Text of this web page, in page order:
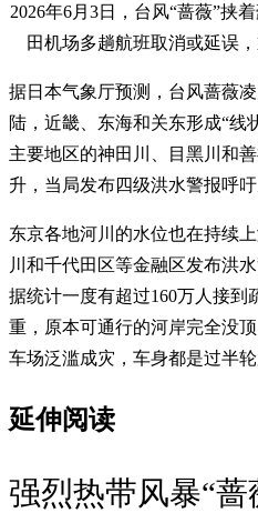
2026年6月3日，台风“蔷薇”挟
田机场多趟航班取消或延误
据日本气象厅预测，台风蔷薇
陆，近畿、东海和关东形成“线
主要地区的神田川、目黑川和
升，当局发布四级洪水警报呼吁
东京各地河川的水位也在持续
川和千代田区等金融区发布洪
据统计一度有超过160万人接到
重，原本可通行的河岸完全没
车场泛滥成灾，车身都是过半轮
延伸阅读
强烈热带风暴“蔷